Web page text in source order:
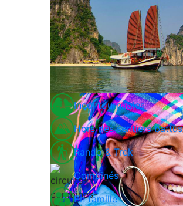
Incontournables
Hors des sentiers battus
Rando & Trek
Combinés
En famille